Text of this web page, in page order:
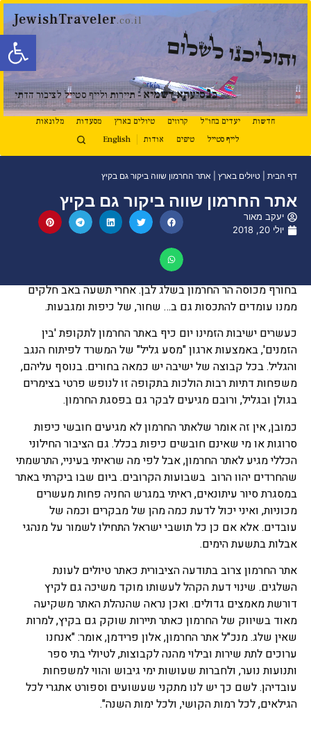
פתח
JewishTraveler.co.il
ותוליכנו לשלום
בנסיעתא דשמיא - תיירות ולייף סטייל לציבור הדתי
חדשות יעדים בחו"ל קרוזים טיולים בארץ מסעדות
מלונאות
לייף סטייל
טיפים אודות English
דף הבית טיולים בארץ אתר החרמון שווה ביקור גם בקיץ
אתר החרמון שווה ביקור גם בקיץ
יעקב מאור
יולי 20, 2018
בחורף מכוסה הר החרמון בשלג לבן. אחרי תשעה באב חלקים
ממנו עומדים להתכסות גם ב… שחור, של כיפות ומגבעות.
כעשרים ישיבות הזמינו יום כיף באתר החרמון לתקופת 'בין
הזמנים', באמצעות ארגון "מסע גליל" של המשרד לפיתוח הנגב
והגליל. בכל קבוצה של ישיבה יש כמאה בחורים. בנוסף עליהם,
משפחות דתיות רבות הולכות בתקופה זו לנופש פרטי בצימרים
בגולן ובגליל, ורובם מגיעים לבקר גם בפסגת החרמון.
כמובן, אין זה אומר שלאתר החרמון לא מגיעים חובשי כיפות
סרוגות או מי שאינם חובשים כיפות בכלל. גם הציבור החילוני
הכללי מגיע לאתר החרמון, אבל לפי מה שראיתי בעיניי, התרשמתי
שהחרדים יהוו הרוב בשבועות הקרובים. ביום שבו ביקרתי באתר
במסגרת סיור עיתונאים, ראיתי במגרש החניה פחות מעשרים
מכוניות, ואיני יכול לדעת כמה מהן של מבקרים וכמה של
עובדים. אלא אם כן כל תושבי ישראל התחילו לשמור על מנהגי
אבלות בתשעת הימים.
אתר החרמון צרוב בתודעה הציבורית כאתר טיולים לעונת
השלגים. שינוי דעת הקהל לעשותו מוקד משיכה גם לקיץ
דורשת מאמצים גדולים. ואכן נראה שהנהלת האתר משקיעה
מאוד בשיווק של החרמון כאתר תיירות שוקק גם בקיץ, למרות
שאין שלג. מנכ"ל אתר החרמון, אלון פרידמן, אומר: "אנחנו
ערוכים לתת שירות ובילוי מהנה לקבוצות, לטיולי בתי ספר
ותנועות נוער, ולחברות שעושות ימי גיבוש והווי למשפחות
עובדיהן. לשם כך יש לנו מתקני שעשועים וספורט אתגרי לכל
הגילאים, לכל רמות הקושי, ולכל ימות השנה".